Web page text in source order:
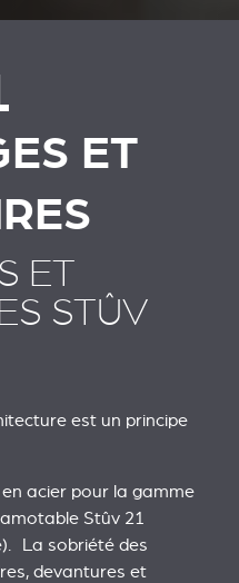
ET
ET
STÛV
est un principe
acier pour la gamme
Stûv 21
La sobriété des
devantures et
ACCESSOIRES VOOR